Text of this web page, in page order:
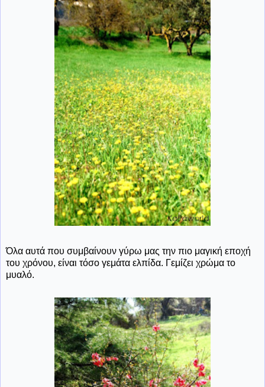
Όλα αυτά που συμβαίνουν γύρω μας την πιο μαγική εποχή
του χρόνου, είναι τόσο γεμάτα ελπίδα. Γεμίζει χρώμα το
μυαλό.